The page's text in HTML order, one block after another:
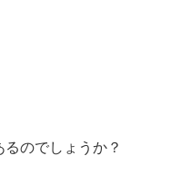
のでしょうか？